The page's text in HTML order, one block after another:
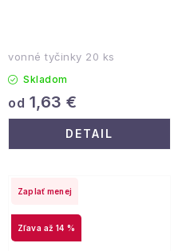
vonné tyčinky 20 ks
Skladom
od 1,63 €
DETAIL
až 14 %
Zaplať menej